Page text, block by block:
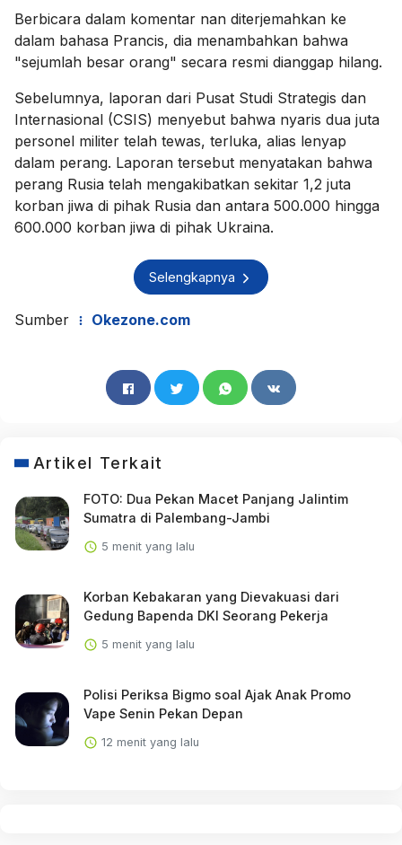
Berbicara dalam komentar nan diterjemahkan ke
dalam bahasa Prancis, dia menambahkan bahwa
"sejumlah besar orang" secara resmi dianggap hilang.
Sebelumnya, laporan dari Pusat Studi Strategis dan
Internasional (CSIS) menyebut bahwa nyaris dua juta
personel militer telah tewas, terluka, alias lenyap
dalam perang. Laporan tersebut menyatakan bahwa
perang Rusia telah mengakibatkan sekitar 1,2 juta
korban jiwa di pihak Rusia dan antara 500.000 hingga
600.000 korban jiwa di pihak Ukraina.
Selengkapnya
Sumber Okezone.com
Artikel Terkait
FOTO: Dua Pekan Macet Panjang Jalintim
Sumatra di Palembang-Jambi
5 menit yang lalu
Korban Kebakaran yang Dievakuasi dari
Gedung Bapenda DKI Seorang Pekerja
5 menit yang lalu
Polisi Periksa Bigmo soal Ajak Anak Promo
Vape Senin Pekan Depan
12 menit yang lalu